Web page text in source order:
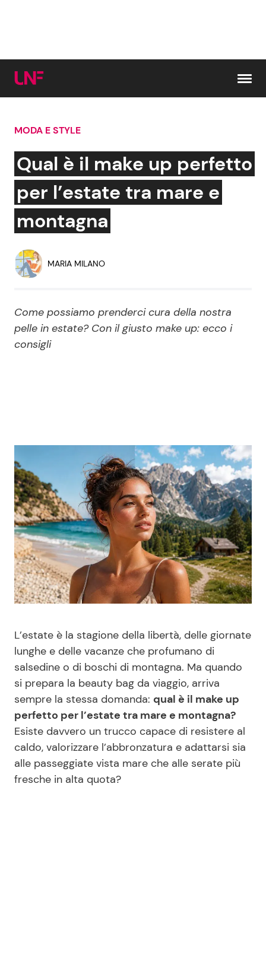
Cerca:
News e Cronaca
Attualità Italiana
Economia
Persone Scomparse
Politica
Gossip e TV
Bellezze VIP
Programmi TV
News Cinema
News Musica
News Spettacolo
News dal mondo
Benessere
Casa
Mondo Mamma
News benessere
Salute
Viaggi e Turismo
Festività
Cucina e Ricette
Consigli di Cucina
Le Ricette in TV
Primi Piatti
Ricette Facili e Veloci
Ricette Feste
MODA E STYLE
Qual è il make up perfetto
per l’estate tra mare e
montagna
MARIA MILANO
Come possiamo prenderci cura della nostra
pelle in estate? Con il giusto make up: ecco i
consigli
L’estate è la stagione della libertà, delle giornate
lunghe e delle vacanze che profumano di
salsedine o di boschi di montagna. Ma quando
si prepara la beauty bag da viaggio, arriva
sempre la stessa domanda: qual è il make up
perfetto per l’estate tra mare e montagna?
Esiste davvero un trucco capace di resistere al
caldo, valorizzare l’abbronzatura e adattarsi sia
alle passeggiate vista mare che alle serate più
fresche in alta quota?